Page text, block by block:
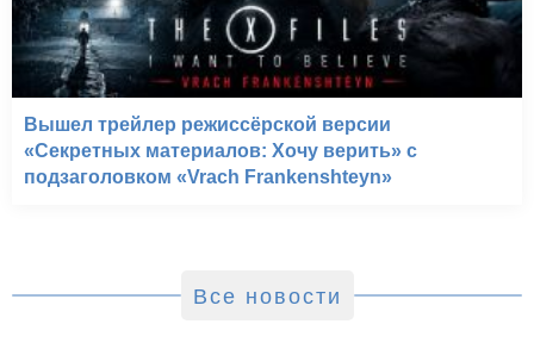
Вышел трейлер режиссёрской версии
«Секретных материалов: Хочу верить» с
подзаголовком «Vrach Frankenshteyn»
Все новости